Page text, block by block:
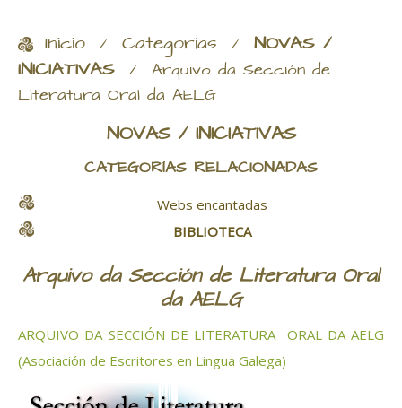
Inicio / Categorías / NOVAS /
INICIATIVAS / Arquivo da Sección de
Literatura Oral da AELG
NOVAS / INICIATIVAS
CATEGORÍAS RELACIONADAS
Webs encantadas
BIBLIOTECA
Arquivo da Sección de Literatura Oral
da AELG
ARQUIVO DA SECCIÓN DE LITERATURA ORAL DA AELG
(Asociación de Escritores en Lingua Galega)